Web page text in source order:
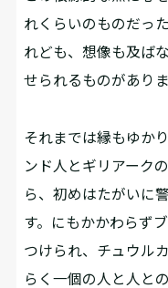
れくらいのものだっ
れども、想像も及ば
せられるものがありま
それまでは縁もゆか
ンド人とギリアーク
ら、初めはたがいに
す。にもかかわらず
つけられ、チュウル
らく一個の人と人と